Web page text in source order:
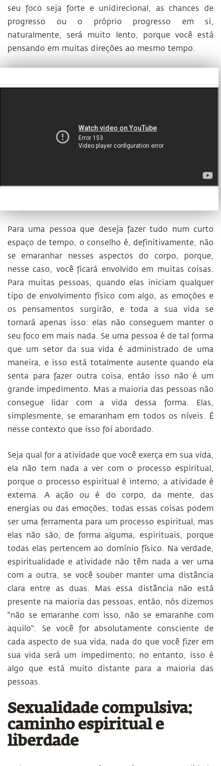
seu foco seja forte e unidirecional, as chances de
progresso ou o próprio progresso em si,
naturalmente, será muito lento, porque você está
pensando em muitas direções ao mesmo tempo.
Para uma pessoa que deseja fazer tudo num curto
espaço de tempo, o conselho é, definitivamente, não
se emaranhar nesses aspectos do corpo, porque,
nesse caso, você ficará envolvido em muitas coisas.
Para muitas pessoas, quando elas iniciam qualquer
tipo de envolvimento físico com algo, as emoções e
os pensamentos surgirão, e toda a sua vida se
tornará apenas isso: elas não conseguem manter o
seu foco em mais nada. Se uma pessoa é de tal forma
que um setor da sua vida é administrado de uma
maneira, e isso está totalmente ausente quando ela
senta para fazer outra coisa, então isso não é um
grande impedimento. Mas a maioria das pessoas não
consegue lidar com a vida dessa forma. Elas,
simplesmente, se emaranham em todos os níveis. É
nesse contexto que isso foi abordado.
Seja qual for a atividade que você exerça em sua vida,
ela não tem nada a ver com o processo espiritual,
porque o processo espiritual é interno; a atividade é
externa. A ação ou é do corpo, da mente, das
energias ou das emoções; todas essas coisas podem
ser uma ferramenta para um processo espiritual, mas
elas não são, de forma alguma, espirituais, porque
todas elas pertencem ao domínio físico. Na verdade,
espiritualidade e atividade não têm nada a ver uma
com a outra, se você souber manter uma distância
clara entre as duas. Mas essa distância não está
presente na maioria das pessoas, então, nós dizemos
"não se emaranhe com isso, não se emaranhe com
aquilo". Se você for absolutamente consciente de
cada aspecto de sua vida, nada do que você fizer em
sua vida será um impedimento; no entanto, isso é
algo que está muito distante para a maioria das
pessoas.
Sexualidade compulsiva:
caminho espiritual e
liberdade